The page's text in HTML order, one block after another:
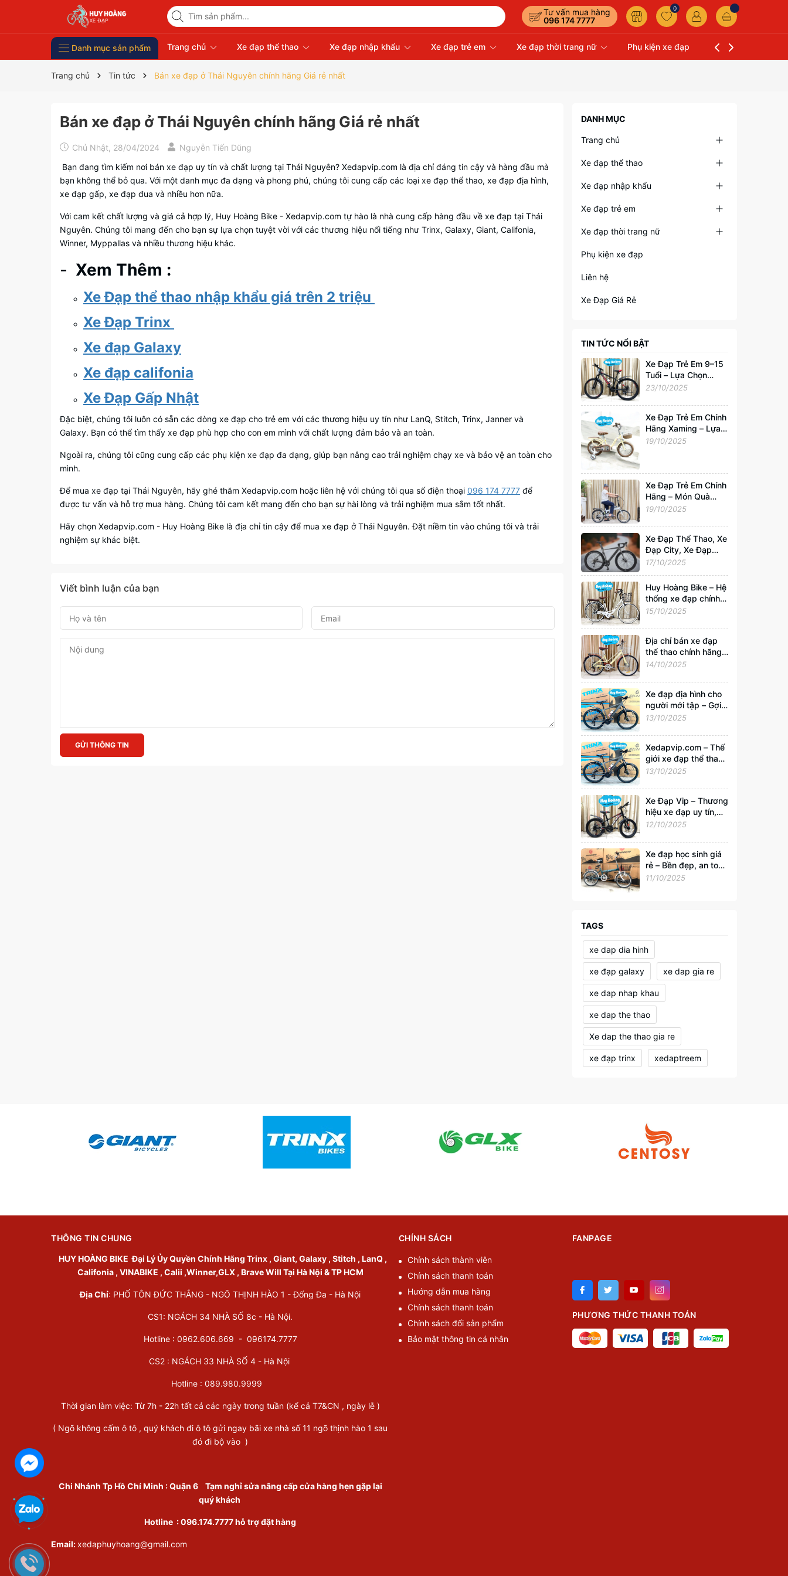
Tư vấn mua hàng
096 174 7777
0
Danh mục sản phẩm Trang chủ Xe đạp thể thao Xe đạp nhập khẩu Xe đạp trẻ em Xe đạp thời trang nữ Phụ kiện xe đạp Liên hệ
Trang chủ Tin tức Bán xe đạp ở Thái Nguyên chính hãng Giá rẻ nhất
Bán xe đạp ở Thái Nguyên chính hãng Giá rẻ nhất
Chủ Nhật, 28/04/2024
Nguyễn Tiến Dũng
Bạn đang tìm kiếm nơi bán xe đạp uy tín và chất lượng tại Thái Nguyên? Xedapvip.com là địa chỉ đáng tin cậy và hàng đầu mà
bạn không thể bỏ qua. Với một danh mục đa dạng và phong phú, chúng tôi cung cấp các loại xe đạp thể thao, xe đạp địa hình,
xe đạp gấp, xe đạp đua và nhiều hơn nữa.
Với cam kết chất lượng và giá cả hợp lý, Huy Hoàng Bike - Xedapvip.com tự hào là nhà cung cấp hàng đầu về xe đạp tại Thái
Nguyên. Chúng tôi mang đến cho bạn sự lựa chọn tuyệt vời với các thương hiệu nổi tiếng như Trinx, Galaxy, Giant, Califonia,
Winner, Myppallas và nhiều thương hiệu khác.
- Xem Thêm :
Xe Đạp thể thao nhập khẩu giá trên 2 triệu
Xe Đạp Trinx
Xe đạp Galaxy
Xe đạp califonia
Xe Đạp Gấp Nhật
Đặc biệt, chúng tôi luôn có sẵn các dòng xe đạp cho trẻ em với các thương hiệu uy tín như LanQ, Stitch, Trinx, Janner và
Galaxy. Bạn có thể tìm thấy xe đạp phù hợp cho con em mình với chất lượng đảm bảo và an toàn.
Ngoài ra, chúng tôi cũng cung cấp các phụ kiện xe đạp đa dạng, giúp bạn nâng cao trải nghiệm chạy xe và bảo vệ an toàn cho
mình.
Để mua xe đạp tại Thái Nguyên, hãy ghé thăm Xedapvip.com hoặc liên hệ với chúng tôi qua số điện thoại 096 174 7777 để
được tư vấn và hỗ trợ mua hàng. Chúng tôi cam kết mang đến cho bạn sự hài lòng và trải nghiệm mua sắm tốt nhất.
Hãy chọn Xedapvip.com - Huy Hoàng Bike là địa chỉ tin cậy để mua xe đạp ở Thái Nguyên. Đặt niềm tin vào chúng tôi và trải
nghiệm sự khác biệt.
Viết bình luận của bạn
GỬI THÔNG TIN
DANH MỤC
Trang chủ
Xe đạp thể thao
Xe đạp nhập khẩu
Xe đạp trẻ em
Xe đạp thời trang nữ
Phụ kiện xe đạp
Liên hệ
Xe Đạp Giá Rẻ
TIN TỨC NỔI BẬT
Xe Đạp Trẻ Em 9–15
Tuổi – Lựa Chọn
Hoàn Hảo Cho Tuổi
23/10/2025
Xe Đạp Trẻ Em Chính
Hãng Xaming – Lựa
Chọn Hoàn Hảo Cho
19/10/2025
Xe Đạp Trẻ Em Chính
Hãng – Món Quà
Tuyệt Vời Cho Bé
Xedapvip.com
19/10/2025
Xe Đạp Thể Thao, Xe
Đạp City, Xe Đạp
Gấp Chính Hãng –
Nhất Tại
Xedapvip.com
17/10/2025
Huy Hoàng Bike – Hệ
thống xe đạp chính
hãng hàng đầu Việt
15/10/2025
Địa chỉ bán xe đạp
thể thao chính hãng,
giá tốt nhất Hà Nội
14/10/2025
Xe đạp địa hình cho
người mới tập – Gợi ý
chọn xe tốt, giá chỉ
Xedapvip.com
13/10/2025
Xedapvip.com – Thế
giới xe đạp thể thao
và xe đạp giá rẻ chất
13/10/2025
Xe Đạp Vip – Thương
hiệu xe đạp uy tín,
đồng hành cùng sức
sống Việt
12/10/2025
Xe đạp học sinh giá
rẻ – Bền đẹp, an toàn
cho tuổi đến trường
11/10/2025
TAGS
xe dap dia hinh
xe đạp galaxy xe dap gia re
xe dap nhap khau
xe dap the thao
Xe dap the thao gia re
xe đạp trinx xedaptreem
THÔNG TIN CHUNG
HUY HOÀNG BIKE Đại Lý Ủy Quyền Chính Hãng Trinx , Giant, Galaxy , Stitch , LanQ ,
Califonia , VINABIKE , Calii ,Winner,GLX , Brave Will Tại Hà Nội & TP HCM
Địa Chỉ: PHỐ TÔN ĐỨC THẮNG - NGÕ THỊNH HÀO 1 - Đống Đa - Hà Nội
CS1: NGÁCH 34 NHÀ SỐ 8c - Hà Nội.
Hotline : 0962.606.669 - 096174.7777
CS2 : NGÁCH 33 NHÀ SỐ 4 - Hà Nội
Hotline :089.980.9999
Thời gian làm việc: Từ 7h - 22h tất cả các ngày trong tuần (kể cả T7&CN , ngày lễ )
( Ngõ không cấm ô tô , quý khách đi ô tô gửi ngay bãi xe nhà số 11 ngõ thịnh hào 1 sau
đó đi bộ vào )
Chi Nhánh Tp Hồ Chí Minh :Quận 6 Tạm nghỉ sửa nâng cấp cửa hàng hẹn gặp lại
quý khách
Hotline :096.174.7777hỗ trợ đặt hàng
Email:xedaphuyhoang@gmail.com
CHÍNH SÁCH
Chính sách thành viên
Chính sách thanh toán
Hướng dẫn mua hàng
Chính sách thanh toán
Chính sách đổi sản phẩm
Bảo mật thông tin cá nhân
FANPAGE
PHƯƠNG THỨC THANH TOÁN